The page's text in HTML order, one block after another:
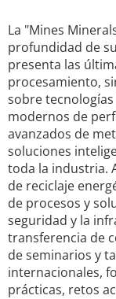
La "Mines
profundidad de
presenta las
procesamiento,
sobre
modernos de
avanzados de
soluciones
toda la industria.
de reciclaje
de procesos y
seguridad y la
transferencia de
de seminarios y
internacionales,
prácticas, retos